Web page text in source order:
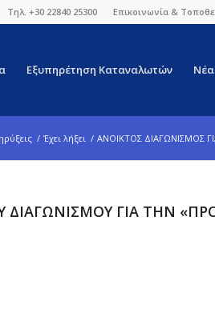
Επικοινωνία &
Τηλ. +30 22840 25300
Εξυπηρέτηση Καταναλωτών
/ Έχει λήξει / ΑΝΟΙΚΤΟΣ ΔΙΑΓΩΝΙΣΜΟΣ
ΓΙΑ ΤΗΝ